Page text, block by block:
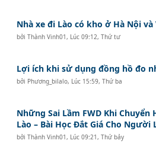
Nhà xe đi Lào có kho ở Hà Nội và
bởiThành Vinh01 , Lúc 09:12, Thứ tư
Lợi ích khi sử dụng đồng hồ đo
bởi Phương_bilalo, Lúc 15:59, Thứ ba
Những Sai Lầm FWD Khi Chuyển
Lào – Bài Học Đắt Giá Cho Người
bởiThành Vinh01 , Lúc 09:21, Thứ bảy